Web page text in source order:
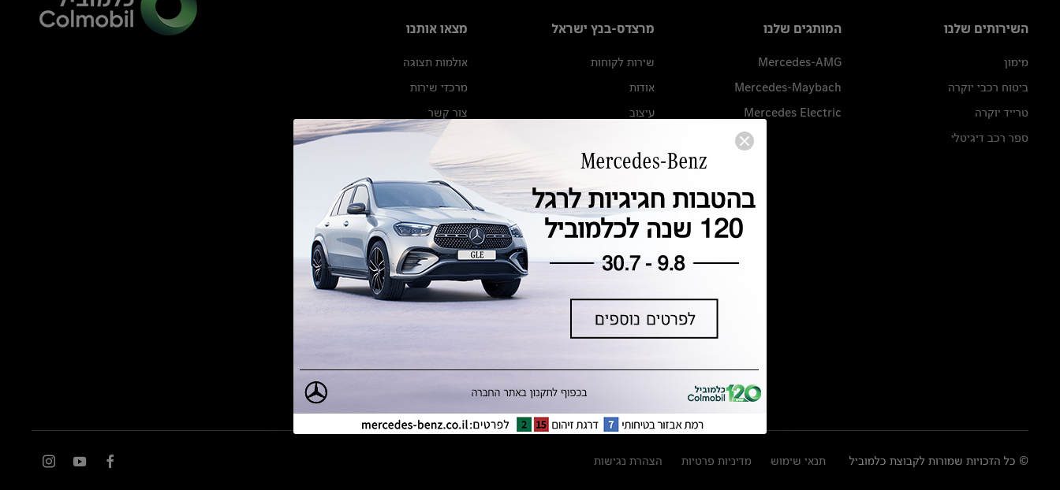
השירותים שלנו
מימון
ביטוח רכבי יוקרה
טרייד יוקרה
ספר רכב דיגיטלי
המותגים שלנו
Mercedes-AMG
Mercedes-Maybach
Mercedes Electric
מרצדס-בנץ ישראל
שירות לקוחות
אודות
עיצוב
מגזין מרצדס-בנץ
ספרי רכב מרצדס-בנץ
נתוני זיהום אוויר וצריכת דלק וחשמל
נתוני תווית צמיגים
מחירון חלפים
הודעה על הטבות לרכבי מרצדס בהסדר
מצאו אותנו
אולמות תצוגה
מרכזי שירות
צור קשר
© כל הזכויות שמורות לקבוצת כלמוביל תנאי שימוש מדיניות פרטיות הצהרת נגישות